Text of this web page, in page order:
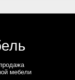
мебели